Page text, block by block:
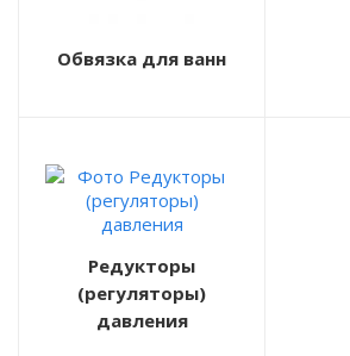
Обвязка для ванн
Редукторы
(регуляторы)
давления